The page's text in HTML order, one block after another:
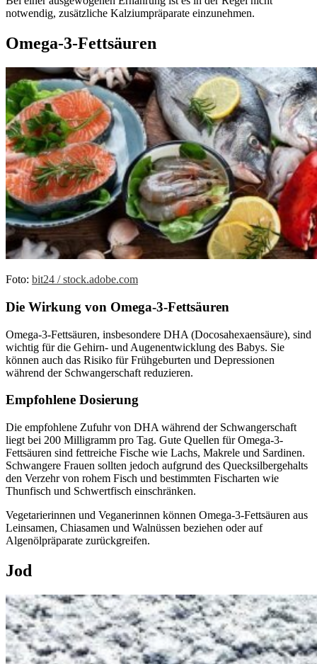
notwendig, zusätzliche Kalziumpräparate einzunehmen.
Omega-3-Fettsäuren
Foto: bit24 / stock.adobe.com
Die Wirkung von Omega-3-Fettsäuren
Omega-3-Fettsäuren, insbesondere DHA (Docosahexaensäure), sind
wichtig für die Gehirn- und Augenentwicklung des Babys. Sie
können auch das Risiko für Frühgeburten und Depressionen
während der Schwangerschaft reduzieren.
Empfohlene Dosierung
Die empfohlene Zufuhr von DHA während der Schwangerschaft
liegt bei 200 Milligramm pro Tag. Gute Quellen für Omega-3-
Fettsäuren sind fettreiche Fische wie Lachs, Makrele und Sardinen.
Schwangere Frauen sollten jedoch aufgrund des Quecksilbergehalts
den Verzehr von rohem Fisch und bestimmten Fischarten wie
Thunfisch und Schwertfisch einschränken.
Vegetarierinnen und Veganerinnen können Omega-3-Fettsäuren aus
Leinsamen, Chiasamen und Walnüssen beziehen oder auf
Algenölpräparate zurückgreifen.
Jod